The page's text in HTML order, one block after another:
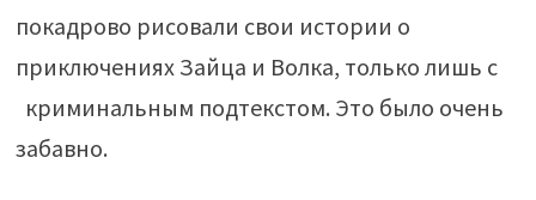
покадрово рисовали свои истории о
приключениях Зайца и Волка, только лишь с
криминальным подтекстом. Это было очень
забавно.